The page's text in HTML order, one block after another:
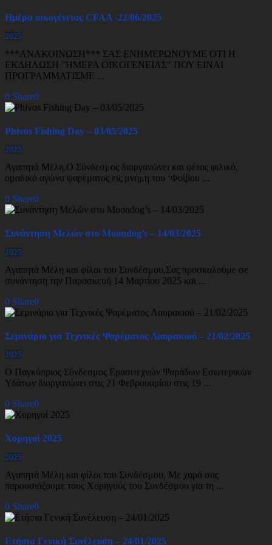
Ημέρα οικογένειας CFAA -22/06/2025
2025
***ΑΝΑΚΟΙΝΩΣΗ*** ΣΑΣ ΕΝΗΜΕΡΩΝΟΥΜΕ ΟΤΙ Η
ΕΚΔΗΛΩΣΗ "HMEPA OIKOΓENEIAΣ" ΠΟΥ ΕΙΝΑΙ
ΠΡΟΓΡΑΜΜΑΤΙΣΜΕ ...
0 Share0
Phivos Fishing Day – 03/05/2025
2025
Αγαπητά Μέλη,Ο Σύνδεσμος διοργανώνει και φέτος φιλικό,
ομαδικό αγώνα ψαρέματος εις μνήμη του ‘Φοίβου ...
0 Share0
Συνάντηση Μελών στο Moondog’s – 14/03/2025
2025
Αγαπητά Mέλη και φίλοι του Συνδέσμου,Σας προσκαλούμε σε
συνάντηση την Παρασκευή 14 Μαρτίου 2025 και ...
0 Share0
Σεμινάριο για Τεχνικές Ψαρέματος Λαυρακιού – 21/02/2025
2025
Ο Παγκύπριος Σύνδεσμος Ερασιτεχνών Ψαράδων Εσωτερικών
Υδάτων διοργανώνει στις 21 Φεβρουαρίου στις 19 ...
0 Share0
Χορηγοί 2025
2025
Αγαπητά Μέλη και φίλοι του Συνδέσμου, Με χαρά σας
παρουσιάζουμε τους Χορηγούς του Συνδέσμου για τη ...
0 Share0
Ετήσια Γενική Συνέλευση – 24/01/2025